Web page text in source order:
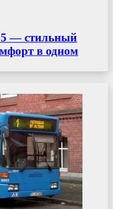
— стильный
в одном